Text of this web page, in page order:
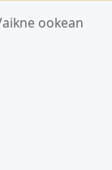
ookean